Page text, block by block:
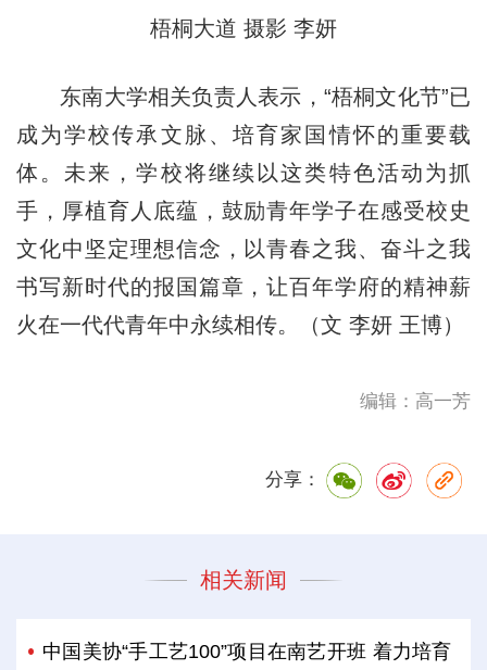
梧桐大道 摄影 李妍
东南大学相关负责人表示，“梧桐文化节”已
成为学校传承文脉、培育家国情怀的重要载
体。未来，学校将继续以这类特色活动为抓
手，厚植育人底蕴，鼓励青年学子在感受校史
文化中坚定理想信念，以青春之我、奋斗之我
书写新时代的报国篇章，让百年学府的精神薪
火在一代代青年中永续相传。（文 李妍 王博）
编辑：高一芳
分享：
相关新闻
中国美协“手工艺100”项目在南艺开班 着力培育